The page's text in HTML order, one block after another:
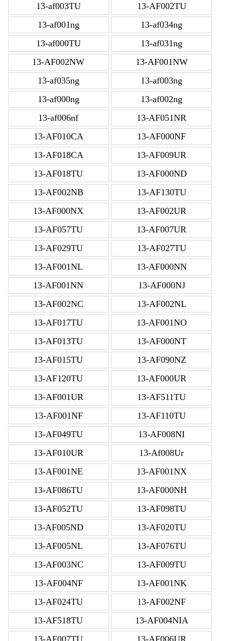
13-af003TU
13-AF002TU
13-af001ng
13-af034ng
13-af000TU
13-af031ng
13-AF002NW
13-AF001NW
13-af035ng
13-af003ng
13-af000ng
13-af002ng
13-af006nf
13-AF051NR
13-AF010CA
13-AF000NF
13-AF018CA
13-AF009UR
13-AF018TU
13-AF000ND
13-AF002NB
13-AF130TU
13-AF000NX
13-AF002UR
13-AF057TU
13-AF007UR
13-AF029TU
13-AF027TU
13-AF001NL
13-AF000NN
13-AF001NN
13-AF000NJ
13-AF002NC
13-AF002NL
13-AF017TU
13-AF001NO
13-AF013TU
13-AF000NT
13-AF015TU
13-AF090NZ
13-AF120TU
13-AF000UR
13-AF001UR
13-AF511TU
13-AF001NF
13-AF110TU
13-AF049TU
13-AF008NI
13-AF010UR
13-Af008Ur
13-AF001NE
13-AF001NX
13-AF086TU
13-AF000NH
13-AF052TU
13-AF098TU
13-AF005ND
13-AF020TU
13-AF005NL
13-AF076TU
13-AF003NC
13-AF009TU
13-AF004NF
13-AF001NK
13-AF024TU
13-AF002NF
13-AF518TU
13-AF004NIA
13-AF007TU
13-AF006UR